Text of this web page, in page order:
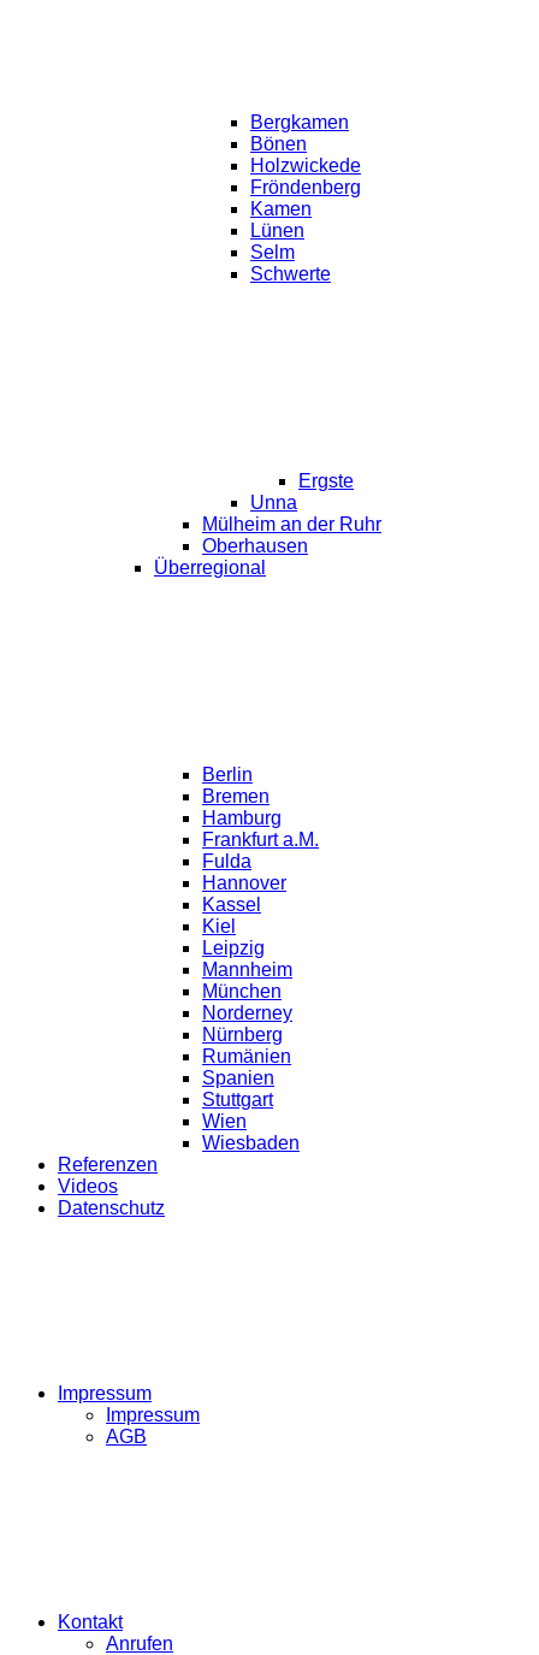
Bergkamen
Bönen
Holzwickede
Fröndenberg
Kamen
Lünen
Selm
Schwerte
Ergste
Unna
Mülheim an der Ruhr
Oberhausen
Überregional
Berlin
Bremen
Hamburg
Frankfurt a.M.
Fulda
Hannover
Kassel
Kiel
Leipzig
Mannheim
München
Norderney
Nürnberg
Rumänien
Spanien
Stuttgart
Wien
Wiesbaden
Referenzen
Videos
Datenschutz
Impressum
Impressum
AGB
Kontakt
Anrufen